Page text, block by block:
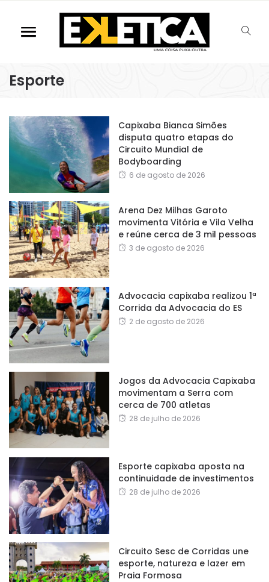
Esporte
Capixaba Bianca Simões
disputa quatro etapas do
Circuito Mundial de
Bodyboarding
6 de agosto de 2026
Arena Dez Milhas Garoto
movimenta Vitória e Vila Velha
e reúne cerca de 3 mil pessoas
3 de agosto de 2026
Advocacia capixaba realizou 1ª
Corrida da Advocacia do ES
2 de agosto de 2026
Jogos da Advocacia Capixaba
movimentam a Serra com
cerca de 700 atletas
28 de julho de 2026
Esporte capixaba aposta na
continuidade de investimentos
28 de julho de 2026
Circuito Sesc de Corridas une
esporte, natureza e lazer em
Praia Formosa